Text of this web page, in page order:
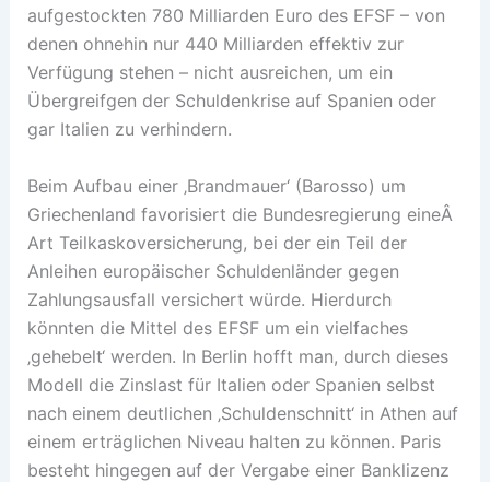
aufgestockten 780 Milliarden Euro des EFSF – von
denen ohnehin nur 440 Milliarden effektiv zur
Verfügung stehen – nicht ausreichen, um ein
Übergreifgen der Schuldenkrise auf Spanien oder
gar Italien zu verhindern.
Beim Aufbau einer ‚Brandmauer‘ (Barosso) um
Griechenland favorisiert die Bundesregierung eineÂ
Art Teilkaskoversicherung, bei der ein Teil der
Anleihen europäischer Schuldenländer gegen
Zahlungsausfall versichert würde. Hierdurch
könnten die Mittel des EFSF um ein vielfaches
‚gehebelt‘ werden. In Berlin hofft man, durch dieses
Modell die Zinslast für Italien oder Spanien selbst
nach einem deutlichen ‚Schuldenschnitt‘ in Athen auf
einem erträglichen Niveau halten zu können. Paris
besteht hingegen auf der Vergabe einer Banklizenz